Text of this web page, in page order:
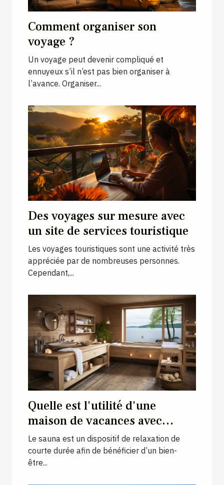
Comment organiser son
voyage ?
Un voyage peut devenir compliqué et
ennuyeux s’il n’est pas bien organiser à
l’avance. Organiser...
Des voyages sur mesure avec
un site de services touristique
Les voyages touristiques sont une activité très
appréciée par de nombreuses personnes.
Cependant,...
Quelle est l'utilité d'une
maison de vacances avec
sauna ?
Le sauna est un dispositif de relaxation de
courte durée afin de bénéficier d’un bien-
être...